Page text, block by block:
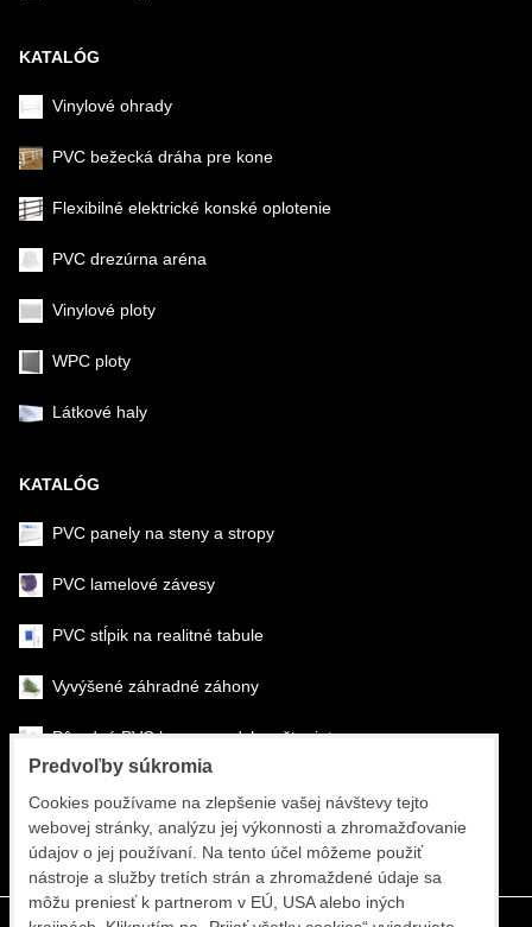
KATALÓG
Vinylové ohrady
PVC bežecká dráha pre kone
Flexibilné elektrické konské oplotenie
PVC drezúrna aréna
Vinylové ploty
WPC ploty
Látkové haly
KATALÓG
PVC panely na steny a stropy
PVC lamelové závesy
PVC stĺpik na realitné tabule
Vyvýšené záhradné záhony
Pôrodné PVC boxy na odchov šteniat
Športové systémy
Predvoľby súkromia
Cookies používame na zlepšenie vašej návštevy tejto
webovej stránky, analýzu jej výkonnosti a zhromažďovanie
údajov o jej používaní. Na tento účel môžeme použiť
nástroje a služby tretích strán a zhromaždené údaje sa
môžu preniesť k partnerom v EÚ, USA alebo iných